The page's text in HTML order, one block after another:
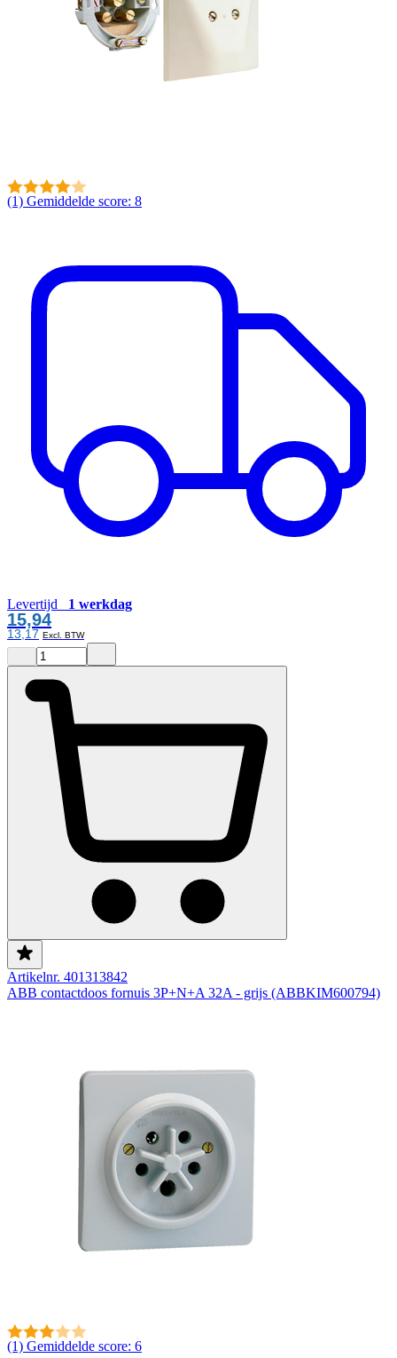
(1) Gemiddelde score: 8
Levertijd 1 werkdag
15,94
13,17
Artikelnr. 401313842
ABB contactdoos fornuis 3P+N+A 32A - grijs (ABBKIM600794)
(1) Gemiddelde score: 6